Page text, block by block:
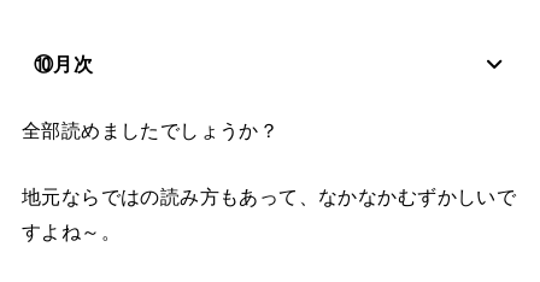
⑩月次
全部読めましたでしょうか？
地元ならではの読み方もあって、なかなかむずかしいで
すよね～。